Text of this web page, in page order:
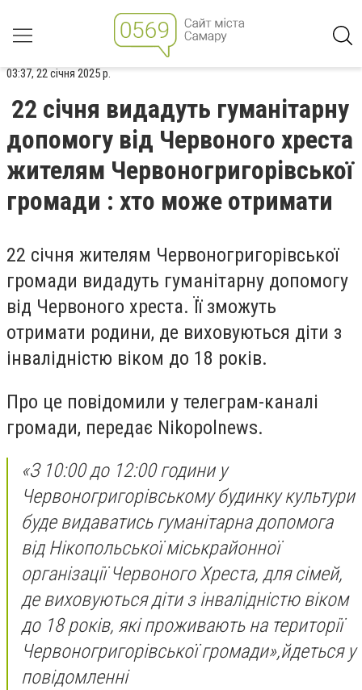
03:37, 22 січня 2025 р.
22 січня видадуть гуманітарну
допомогу від Червоного хреста
жителям Червоногригорівської
громади : хто може отримати
22 січня жителям Червоногригорівської
громади видадуть гуманітарну допомогу
від Червоного хреста. Її зможуть
отримати родини, де виховуються діти з
інвалідністю віком до 18 років.
Про це повідомили у телеграм-каналі
громади, передає Nikopolnews.
«З 10:00 до 12:00 години у
Червоногригорівському будинку культури
буде видаватись гуманітарна допомога
від Нікопольської міськрайонної
організації Червоного Хреста, для сімей,
де виховуються діти з інвалідністю віком
до 18 років, які проживають на території
Червоногригорівської громади»,йдеться у
повідомленні